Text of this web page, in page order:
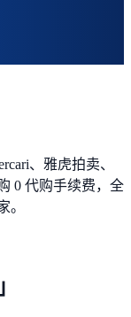
、雅虎拍卖、
0 代购手续费，全
。